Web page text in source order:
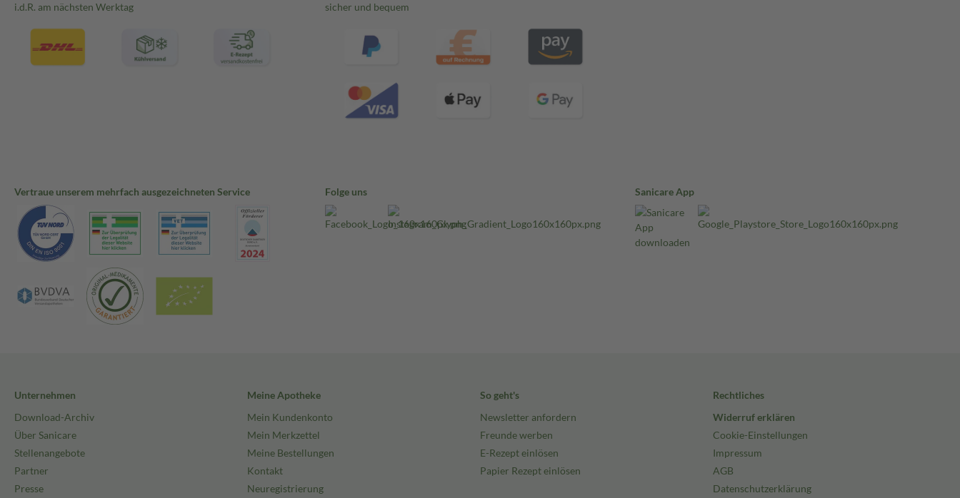
i.d.R. am nächsten Werktag
sicher und bequem
Vertraue unserem mehrfach ausgezeichneten Service Folge uns Sanicare App
Unternehmen
Download-Archiv
Über Sanicare
Stellenangebote
Partner
Presse
Meine Apotheke
Mein Kundenkonto
Mein Merkzettel
Meine Bestellungen
Kontakt
Neuregistrierung
So geht's
Newsletter anfordern
Freunde werben
E-Rezept einlösen
Papier Rezept einlösen
Rechtliches
Widerruf erklären
Cookie-Einstellungen
Impressum
AGB
Datenschutzerklärung